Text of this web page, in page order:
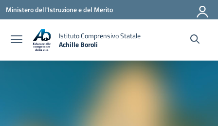
Vai ai contenuti
Vai al menu di navigazione
Vai al footer
Ministero dell'Istruzione e del Merito
Istituto Comprensivo Statale
Achille Boroli